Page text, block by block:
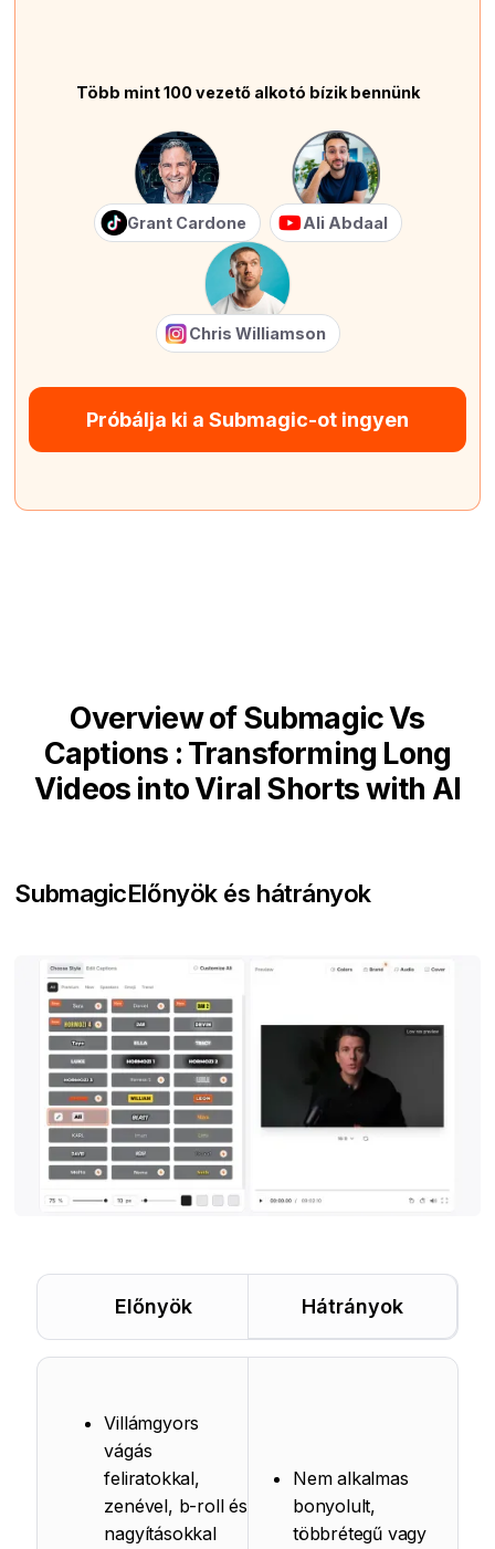
Több mint 100 vezető alkotó bízik bennünk
Grant Cardone Ali Abdaal
Chris Williamson
Próbálja ki a Submagic-ot ingyen
Overview of Submagic Vs
Captions : Transforming Long
Videos into Viral Shorts with AI
SubmagicElőnyök és hátrányok
Előnyök Hátrányok
Villámgyors
vágás
feliratokkal,
zenével, b-roll és
nagyításokkal
Nem alkalmas
bonyolult,
többrétegű vagy